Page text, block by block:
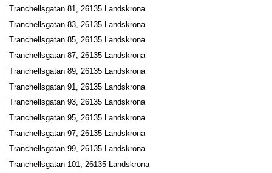
Tranchellsgatan 81, 26135 Landskrona
Tranchellsgatan 83, 26135 Landskrona
Tranchellsgatan 85, 26135 Landskrona
Tranchellsgatan 87, 26135 Landskrona
Tranchellsgatan 89, 26135 Landskrona
Tranchellsgatan 91, 26135 Landskrona
Tranchellsgatan 93, 26135 Landskrona
Tranchellsgatan 95, 26135 Landskrona
Tranchellsgatan 97, 26135 Landskrona
Tranchellsgatan 99, 26135 Landskrona
Tranchellsgatan 101, 26135 Landskrona